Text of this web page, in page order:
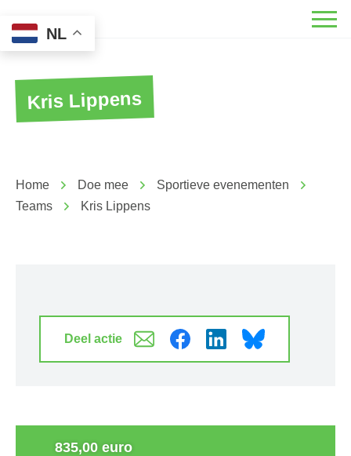
Kris Lippens
Home Doe mee
Sportieve evenementen
Teams
Kris Lippens
Deel actie
835,00 euro
NL